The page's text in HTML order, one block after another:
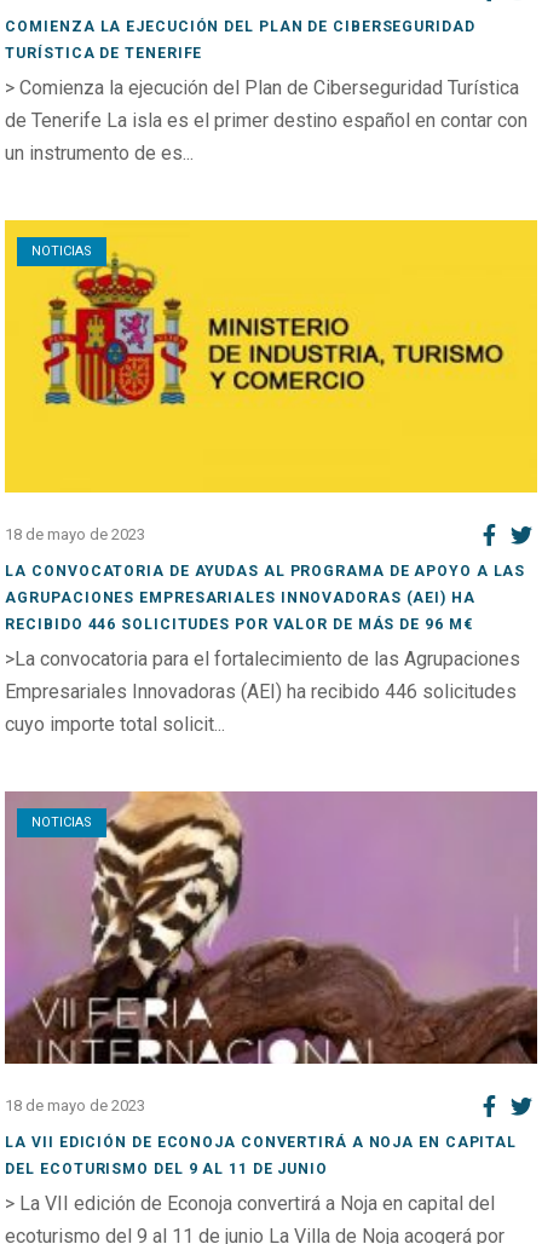
COMIENZA LA EJECUCIÓN DEL PLAN DE CIBERSEGURIDAD
TURÍSTICA DE TENERIFE
> Comienza la ejecución del Plan de Ciberseguridad Turística
de Tenerife La isla es el primer destino español en contar con
un instrumento de es...
NOTICIAS
Open post
18 de mayo de 2023
LA CONVOCATORIA DE AYUDAS AL PROGRAMA DE APOYO A LAS
AGRUPACIONES EMPRESARIALES INNOVADORAS (AEI) HA
RECIBIDO 446 SOLICITUDES POR VALOR DE MÁS DE 96 M€
>La convocatoria para el fortalecimiento de las Agrupaciones
Empresariales Innovadoras (AEI) ha recibido 446 solicitudes
cuyo importe total solicit...
NOTICIAS
Open post
18 de mayo de 2023
LA VII EDICIÓN DE ECONOJA CONVERTIRÁ A NOJA EN CAPITAL
DEL ECOTURISMO DEL 9 AL 11 DE JUNIO
> La VII edición de Econoja convertirá a Noja en capital del
ecoturismo del 9 al 11 de junio La Villa de Noja acogerá por